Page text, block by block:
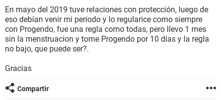
SEXUALIDAD
GLOSARIO
En mayo del 2019 tuve relaciones con protección, luego de
eso debían venir mi periodo y lo regularice como siempre
con Progendo, fue una regla como todas, pero llevo 1 mes
sin la menstruacion y tome Progendo por 10 días y la regla
no bajo, que puede ser?.
Gracias
Compartir